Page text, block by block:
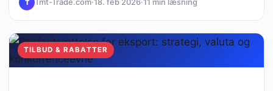
T Tmt-Trade.com·18. feb 2026·11 min læsning
TILBUD & RABATTER